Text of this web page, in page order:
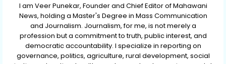
I am Veer Punekar, Founder and Chief Editor of Mahawani
News, holding a Master's Degree in Mass Communication
and Journalism. Journalism, for me, is not merely a
profession but a commitment to truth, public interest, and
democratic accountability. I specialize in reporting on
governance, politics, agriculture, rural development, social